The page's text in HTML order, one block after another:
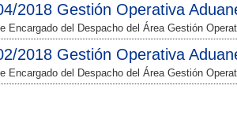
2018 Gestión Operativa
Encargado del Despacho del Área Gestión
2018 Gestión Operativa
Encargado del Despacho del Área Gestión